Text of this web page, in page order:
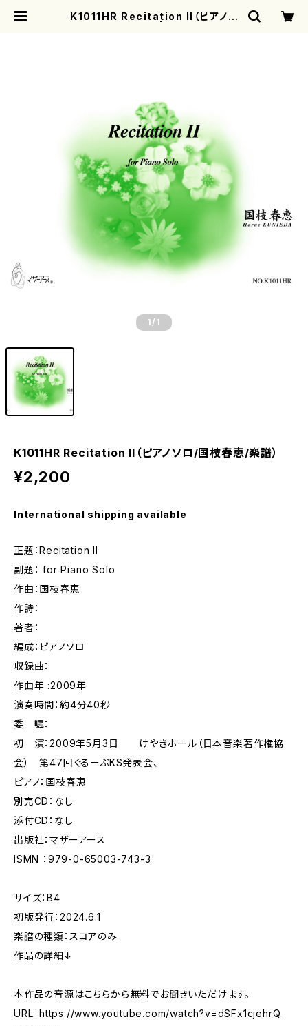
K1011HR Recitation II（ピアノソ
1 /1
K1011HR Recitation II（ピアノソロ/国枝春恵/楽譜）
¥2,200
International shipping available
正題：Recitation II
副題： for Piano Solo
作曲：国枝春恵
作詩：
著者：
編成：ピアノソロ
収録曲：
作曲年 :2009年
演奏時間：約4分40秒
委 嘱：
初 演：2009年5月3日 けやきホール（日本音楽著作権協
会） 第47回ぐるーぷKS発表会、
ピアノ：国枝春恵
別売CD：なし
添付CD：なし
出版社：マザーアース
ISMN ：979-0-65003-743-3
サイズ：B4
初版発行：2024.6.1
楽譜の種類：スコアのみ
作品の詳細↓
本作品の音源はこちらから無料でお聞きいただけます。
URL: https://www.youtube.com/watch?v=dSFx1cjehrQ